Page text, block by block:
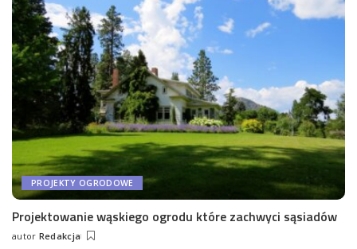
PROJEKTY OGRODOWE
Projektowanie wąskiego ogrodu które zachwyci sąsiadów
Wysłany
autor Redakcja